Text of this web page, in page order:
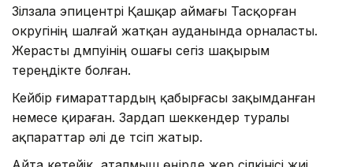
Зілзала эпицентрі Қашқар аймағы Тасқорған
округінің шалғай жатқан ауданында орналасты.
Жерасты дүмпуінің ошағы сегіз шақырым
тереңдікте болған.
Кейбір ғимараттардың қабырғасы зақымданған
немесе қираған. Зардап шеккендер туралы
ақпараттар әлі де түсіп жатыр.